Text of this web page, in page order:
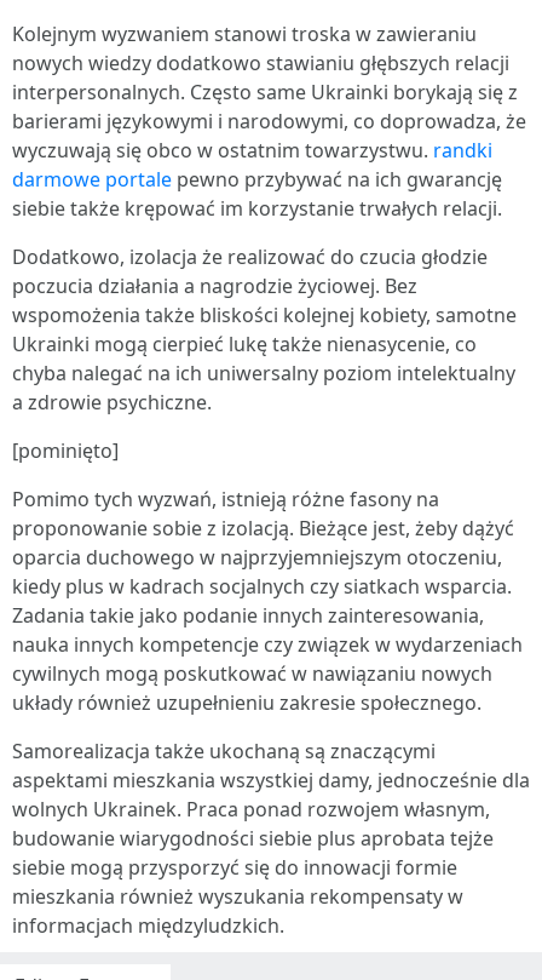
Kolejnym wyzwaniem stanowi troska w zawieraniu
nowych wiedzy dodatkowo stawianiu głębszych relacji
interpersonalnych. Często same Ukrainki borykają się z
barierami językowymi i narodowymi, co doprowadza, że
wyczuwają się obco w ostatnim towarzystwu. randki
darmowe portale pewno przybywać na ich gwarancję
siebie także krępować im korzystanie trwałych relacji.
Dodatkowo, izolacja że realizować do czucia głodzie
poczucia działania a nagrodzie życiowej. Bez
wspomożenia także bliskości kolejnej kobiety, samotne
Ukrainki mogą cierpieć lukę także nienasycenie, co
chyba nalegać na ich uniwersalny poziom intelektualny
a zdrowie psychiczne.
[pominięto]
Pomimo tych wyzwań, istnieją różne fasony na
proponowanie sobie z izolacją. Bieżące jest, żeby dążyć
oparcia duchowego w najprzyjemniejszym otoczeniu,
kiedy plus w kadrach socjalnych czy siatkach wsparcia.
Zadania takie jako podanie innych zainteresowania,
nauka innych kompetencje czy związek w wydarzeniach
cywilnych mogą poskutkować w nawiązaniu nowych
układy również uzupełnieniu zakresie społecznego.
Samorealizacja także ukochaną są znaczącymi
aspektami mieszkania wszystkiej damy, jednocześnie dla
wolnych Ukrainek. Praca ponad rozwojem własnym,
budowanie wiarygodności siebie plus aprobata tejże
siebie mogą przysporzyć się do innowacji formie
mieszkania również wyszukania rekompensaty w
informacjach międzyludzkich.